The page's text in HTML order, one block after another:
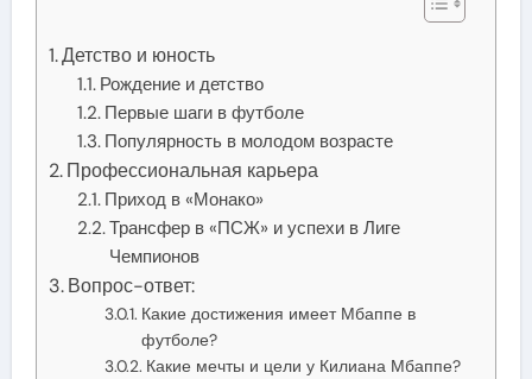
Детство и юность
Рождение и детство
Первые шаги в футболе
Популярность в молодом возрасте
Профессиональная карьера
Приход в «Монако»
Трансфер в «ПСЖ» и успехи в Лиге
Чемпионов
Вопрос-ответ:
Какие достижения имеет Мбаппе в
футболе?
Какие мечты и цели у Килиана Мбаппе?